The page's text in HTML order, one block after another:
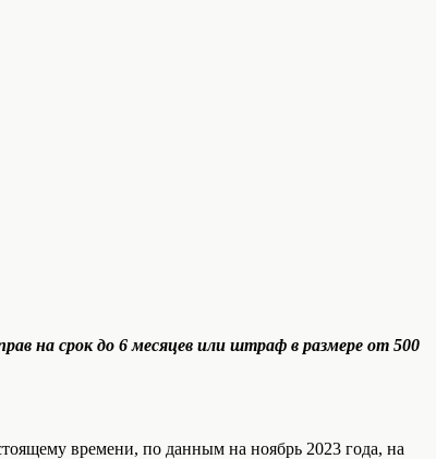
на срок до 6 месяцев или штраф в размере от 500
времени, по данным на ноябрь 2023 года, на